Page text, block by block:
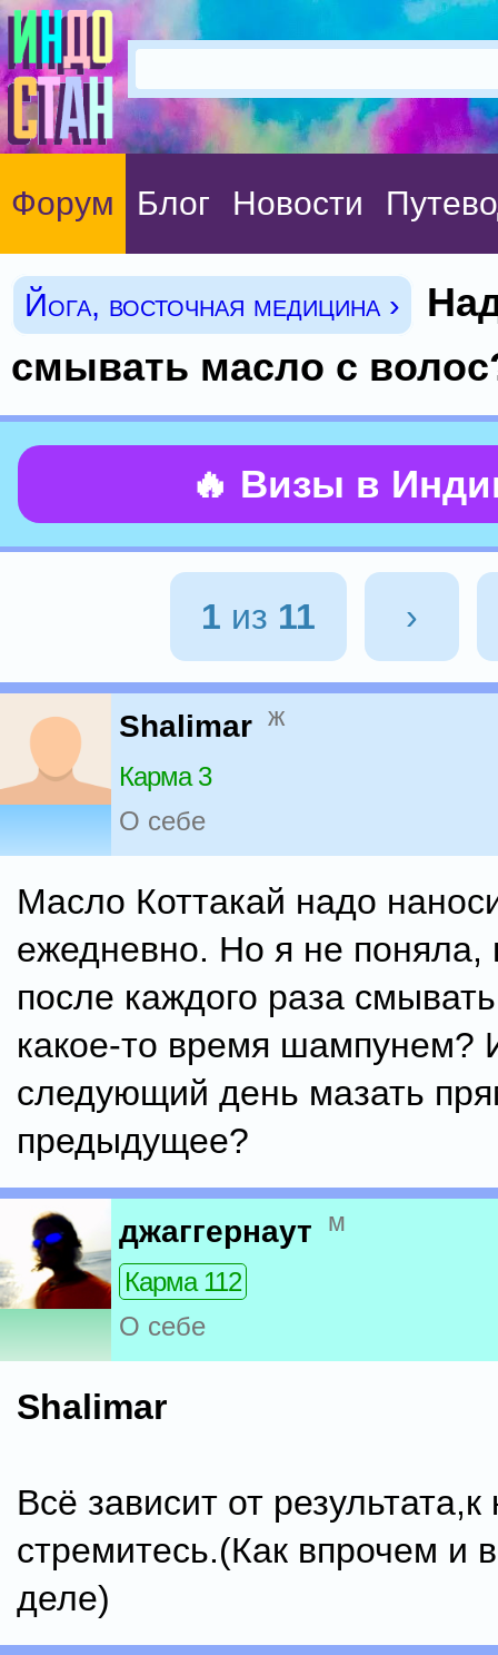
Форум Блог Новости
Йога, восточная медицина ›
смывать масло с
🔥 Визы в
1 из 11 ›
Shalimar ж
Карма 3
О себе
Масло Коттакай надо
ежедневно. Но я не поняла,
после каждого раза
какое-то время шампунем?
следующий день мазать
предыдущее?
джаггернаут м
Карма 112
О себе
Shalimar
Всё зависит от
стремитесь.(Как впрочем и
деле)